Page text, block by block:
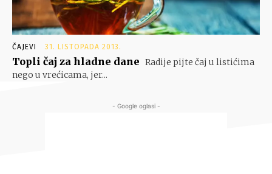
ČAJEVI 31. LISTOPADA 2013.
Topli čaj za hladne dane Radije pijte čaj u listićima
nego u vrećicama, jer...
- Google oglasi -